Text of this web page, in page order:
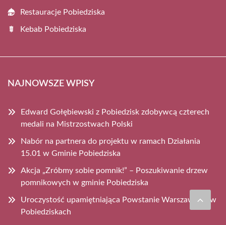
Restauracje Pobiedziska
Kebab Pobiedziska
NAJNOWSZE WPISY
Edward Gołębiewski z Pobiedzisk zdobywcą czterech
medali na Mistrzostwach Polski
Nabór na partnera do projektu w ramach Działania
15.01 w Gminie Pobiedziska
Akcja „Zróbmy sobie pomnik!” – Poszukiwanie drzew
pomnikowych w gminie Pobiedziska
Uroczystość upamiętniająca Powstanie Warszawskie w
Pobiedziskach